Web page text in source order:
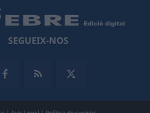
SEGUEIX-NOS